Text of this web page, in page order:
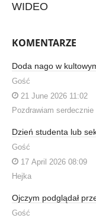
WIDEO
KOMENTARZE
Doda nago w
Gość
21 June 2026 11:02
Pozdrawiam
Dzień studenta lub
Gość
17 April 2026 08:09
Hejka
Ojczym podglądał
Gość